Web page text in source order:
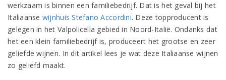
werkzaam is binnen een familiebedrijf. Dat is het geval bij het
Italiaanse wijnhuis Stefano Accordini. Deze topproducent is
gelegen in het Valpolicella gebied in Noord-Italië. Ondanks dat
het een klein familiebedrijf is, produceert het grootse en zeer
geliefde wijnen. In dit artikel lees je wat deze Italiaanse wijnen
zo geliefd maakt.